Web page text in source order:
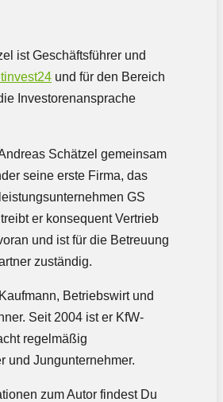
ist Geschäftsführer und
und für den Bereich
Investorenansprache
Schätzel gemeinsam
seine erste Firma, das
GS
er konsequent Vertrieb
und ist für die Betreuung
zuständig.
Betriebswirt und
Seit 2004 ist er KfW-
regelmäßig
und Jungunternehmer.
zum Autor findest Du